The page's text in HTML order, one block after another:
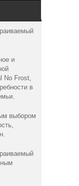
и
No Frost,
в
выбором